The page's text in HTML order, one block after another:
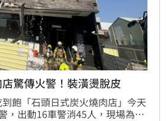
驚傳火警！裝潢燙脫皮
飽「石頭日式炭火燒肉店」今天
，出動16車警消45人，現場為三